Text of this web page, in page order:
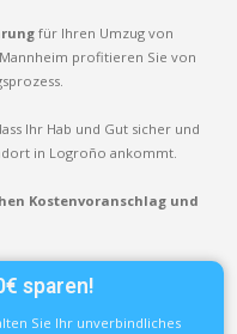
für Ihren Umzug von
profitieren Sie von
Ihr Hab und Gut sicher und
in Logroño ankommt.
Kostenvoranschlag und
sparen!
Sie Ihr unverbindliches